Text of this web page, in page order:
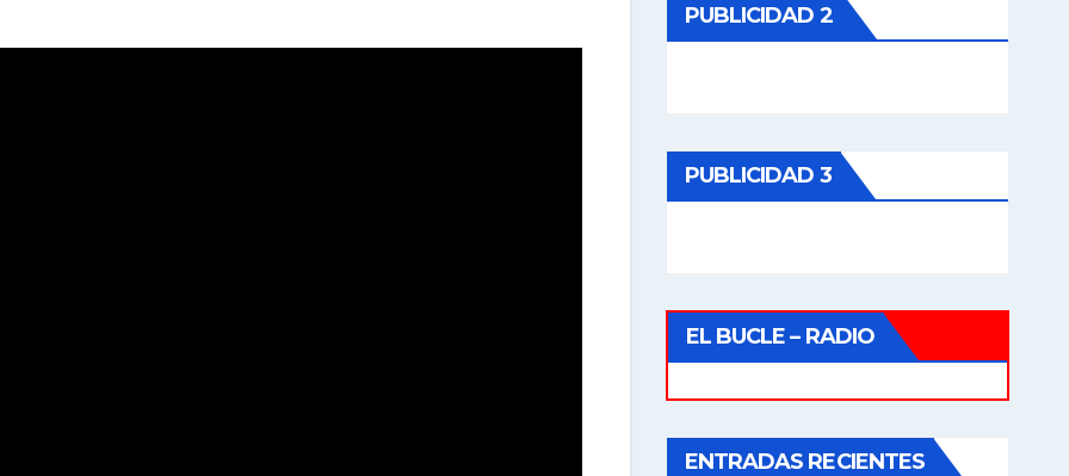
PUBLICIDAD 2
PUBLICIDAD 3
EL BUCLE – RADIO
ENTRADAS RECIENTES